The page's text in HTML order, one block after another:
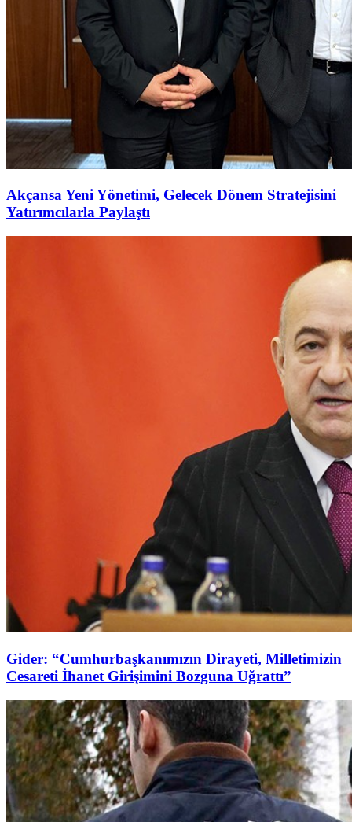
Akçansa Yeni Yönetimi, Gelecek Dönem Stratejisini
Yatırımcılarla Paylaştı
Gider: “Cumhurbaşkanımızın Dirayeti, Milletimizin
Cesareti İhanet Girişimini Bozguna Uğrattı”